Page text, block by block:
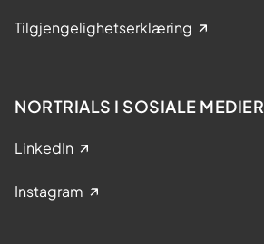
Tilgjengelighetserklæring
NORTRIALS I SOSIALE MEDIER
LinkedIn
Instagram